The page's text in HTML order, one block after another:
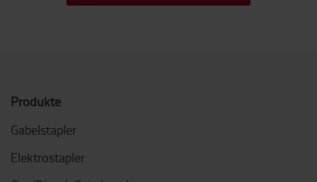
Produkte
Gabelstapler
Elektrostapler